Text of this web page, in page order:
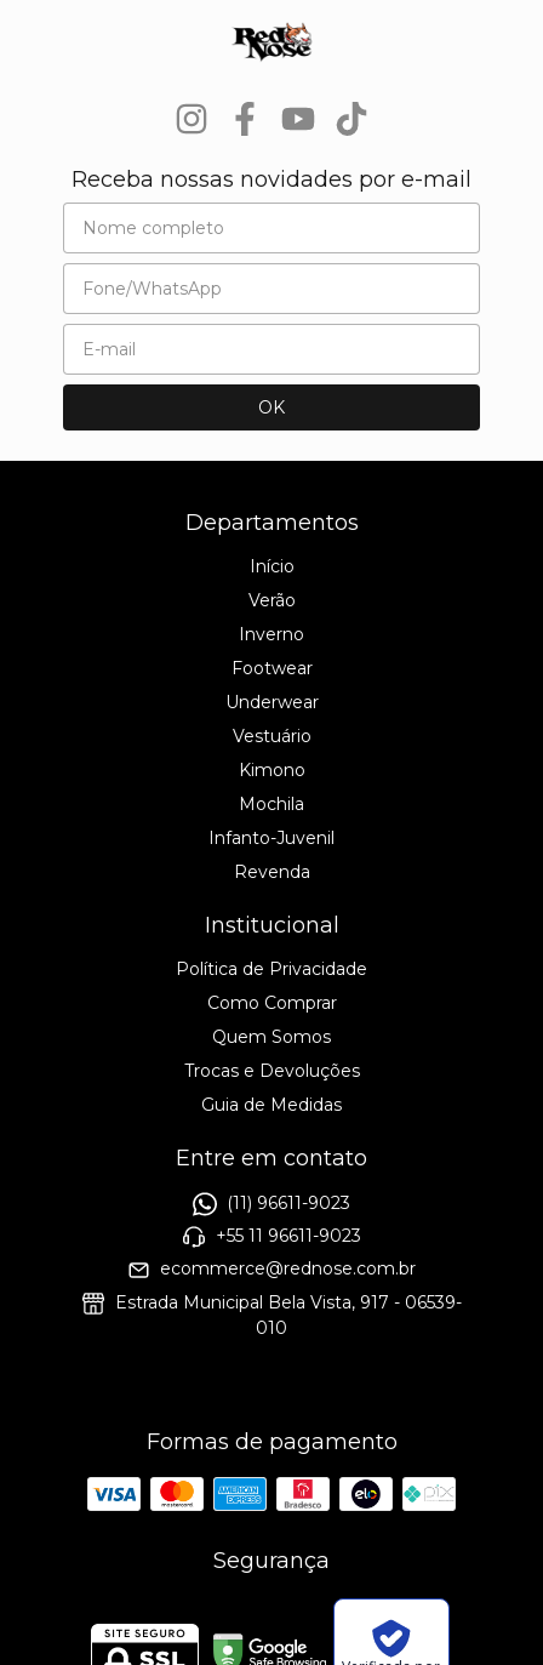
Receba nossas novidades por e-mail
Departamentos
Início
Verão
Inverno
Footwear
Underwear
Vestuário
Kimono
Mochila
Infanto-Juvenil
Revenda
Institucional
Política de Privacidade
Como Comprar
Quem Somos
Trocas e Devoluções
Guia de Medidas
Entre em contato
(11) 96611-9023
+55 11 96611-9023
ecommerce@rednose.com.br
Estrada Municipal Bela Vista, 917 - 06539-
010
Formas de pagamento
Segurança